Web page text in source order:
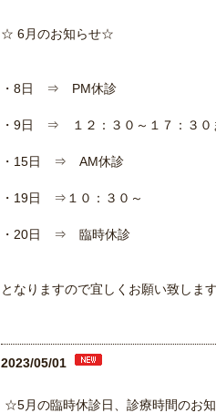
☆ 6月のお知らせ☆
・8日 ⇒ PM休診
・9日 ⇒ １２：３０～１７：３０
・15日 ⇒ AM休診
・19日 ⇒１０：３０～
・20日 ⇒ 臨時休診
となりますので宜しくお願い致します
2023/05/01
☆5月の臨時休診日、診療時間のお